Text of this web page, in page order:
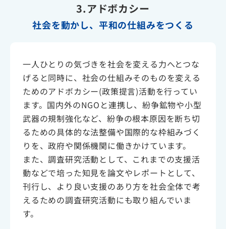
3.アドボカシー
社会を動かし、平和の仕組みをつくる
一人ひとりの気づきを社会を変える力へとつな
げると同時に、社会の仕組みそのものを変える
ためのアドボカシー(政策提言)活動を行ってい
ます。国内外のNGOと連携し、紛争鉱物や小型
武器の規制強化など、紛争の根本原因を断ち切
るための具体的な法整備や国際的な枠組みづく
りを、政府や関係機関に働きかけています。
また、調査研究活動として、これまでの支援活
動などで培った知見を論文やレポートとして、
刊行し、より良い支援のあり方を社会全体で考
えるための調査研究活動にも取り組んでいま
す。